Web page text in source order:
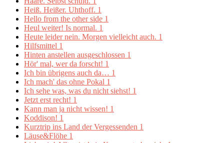
Heiß. Heißer. Uhthoff. 1
Hello from the other side 1
Heul weiter! Is normal. 1
Heute leider nein. Morgen vielleicht auch. 1
Hilfsmittel 1
Hinten anstellen ausgeschlossen 1
Hör' mal, wer da forscht! 1
Ich bin übrigens auch da… 1
Ich mach' das ohne Pokal 1
Ich sehe was, was du nicht siehst! 1
Jetzt erst recht! 1
Kann man ja nicht wissen! 1
Koddison! 1
Kurztrip ins Land der Vergessenden 1
Läuse&Flöhe 1